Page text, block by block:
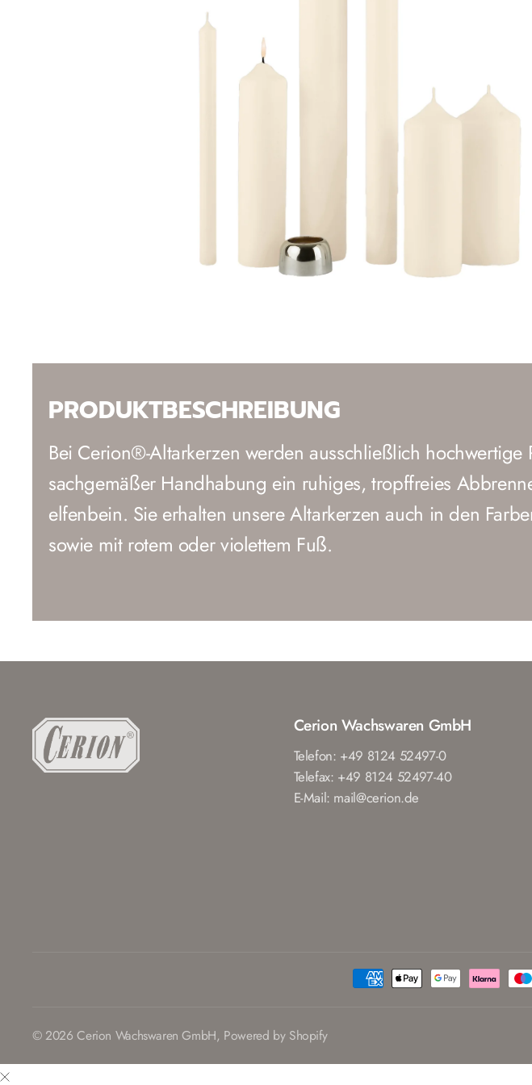
PRODUKTBESCHREIBUNG
Bei Cerion®-Altarkerzen werden ausschließlich
sachgemäßer Handhabung ein ruhiges, tropffreies
elfenbein. Sie erhalten unsere Altarkerzen auch in den
sowie mit rotem oder violettem Fuß.
Cerion Wachswaren GmbH
Telefon: +49 8124 52497-0
Telefax: +49 8124 52497-40
E-Mail: mail@cerion.de
© 2026 Cerion Wachswaren GmbH, Powered by Shopify